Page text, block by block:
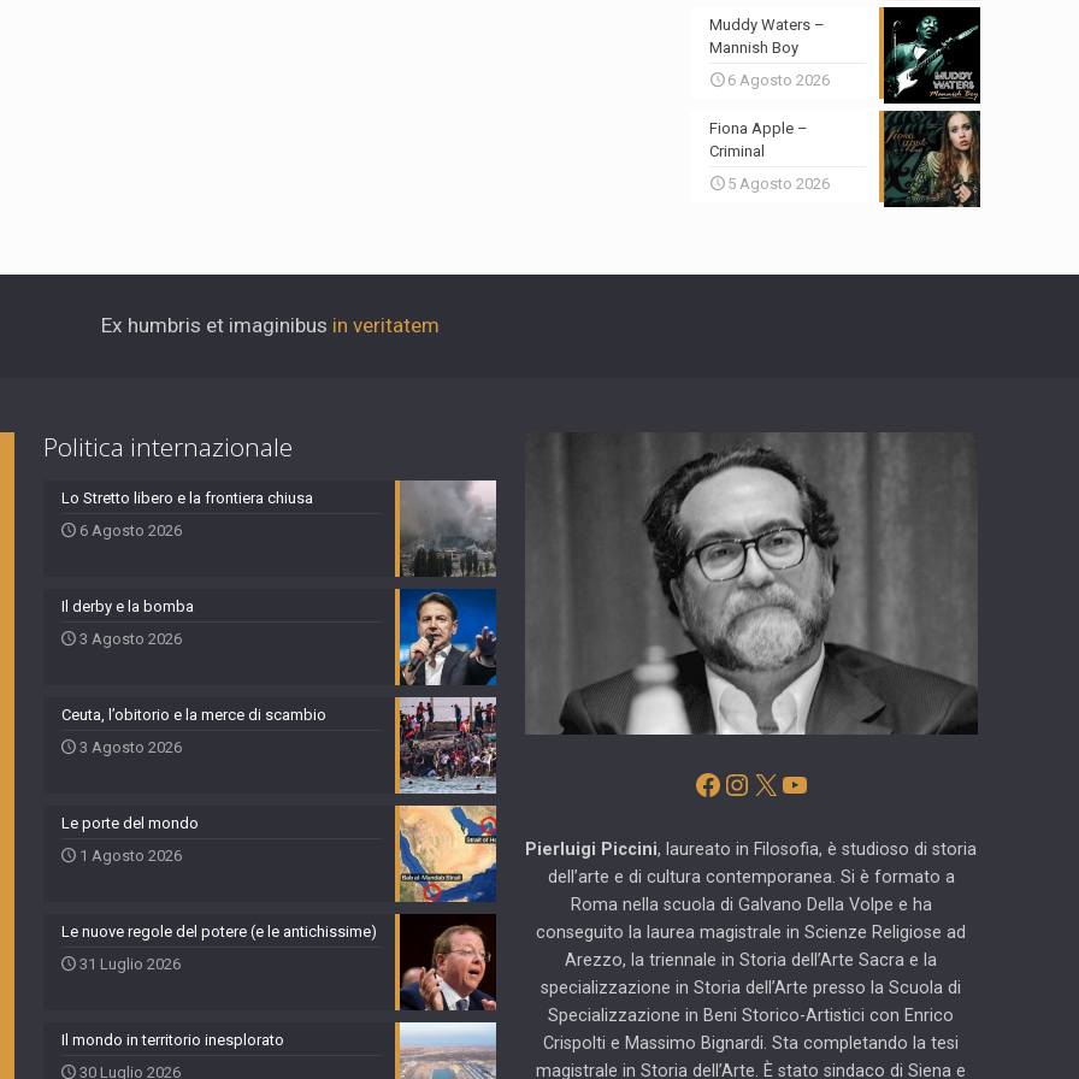
Muddy Waters –
Mannish Boy
6 Agosto 2026
Fiona Apple –
Criminal
5 Agosto 2026
Ex humbris et imaginibus in veritatem
Politica internazionale
Lo Stretto libero e la frontiera chiusa
6 Agosto 2026
Il derby e la bomba
3 Agosto 2026
Ceuta, l’obitorio e la merce di scambio
3 Agosto 2026
Le porte del mondo
1 Agosto 2026
Le nuove regole del potere (e le antichissime)
31 Luglio 2026
Il mondo in territorio inesplorato
30 Luglio 2026
Facebook
Instagram
X YouTube
Pierluigi Piccini, laureato in Filosofia, è studioso di storia
dell’arte e di cultura contemporanea. Si è formato a
Roma nella scuola di Galvano Della Volpe e ha
conseguito la laurea magistrale in Scienze Religiose ad
Arezzo, la triennale in Storia dell’Arte Sacra e la
specializzazione in Storia dell’Arte presso la Scuola di
Specializzazione in Beni Storico-Artistici con Enrico
Crispolti e Massimo Bignardi. Sta completando la tesi
magistrale in Storia dell’Arte. È stato sindaco di Siena e